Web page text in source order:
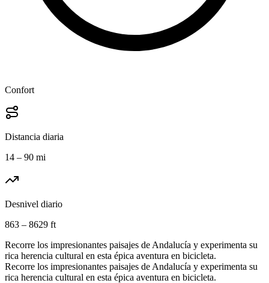
Confort
Distancia diaria
14 – 90 mi
Desnivel diario
863 – 8629 ft
Recorre los impresionantes paisajes de Andalucía y experimenta su
rica herencia cultural en esta épica aventura en bicicleta.
Recorre los impresionantes paisajes de Andalucía y experimenta su
rica herencia cultural en esta épica aventura en bicicleta.